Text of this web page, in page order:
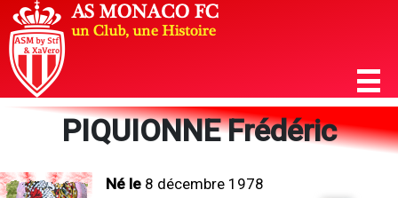
PIQUIONNE Frédéric
Né le 8 décembre 1978